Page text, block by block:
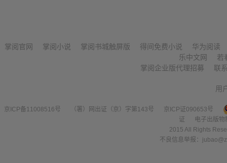
掌阅官网 掌阅小说 掌阅书城触屏版 得间免费小说
华为阅读
乐中文网
若
掌阅企业版代理招募
联
用
京ICP备11008516号 （署）网出证（京）字第143号
京ICP证090653号
证
电子出版
2015 All Rights
不良信息举报：